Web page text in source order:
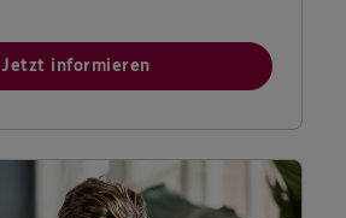
Jetzt informieren